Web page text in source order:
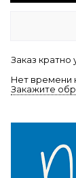
Заказ кратно
Нет времени
Закажите